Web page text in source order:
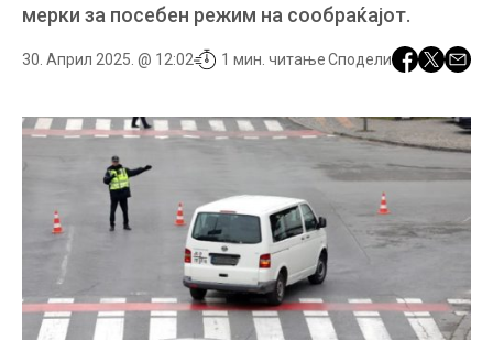
мерки за посебен режим на сообраќајот.
30. Април 2025. @ 12:02 1 мин. читањеСподели